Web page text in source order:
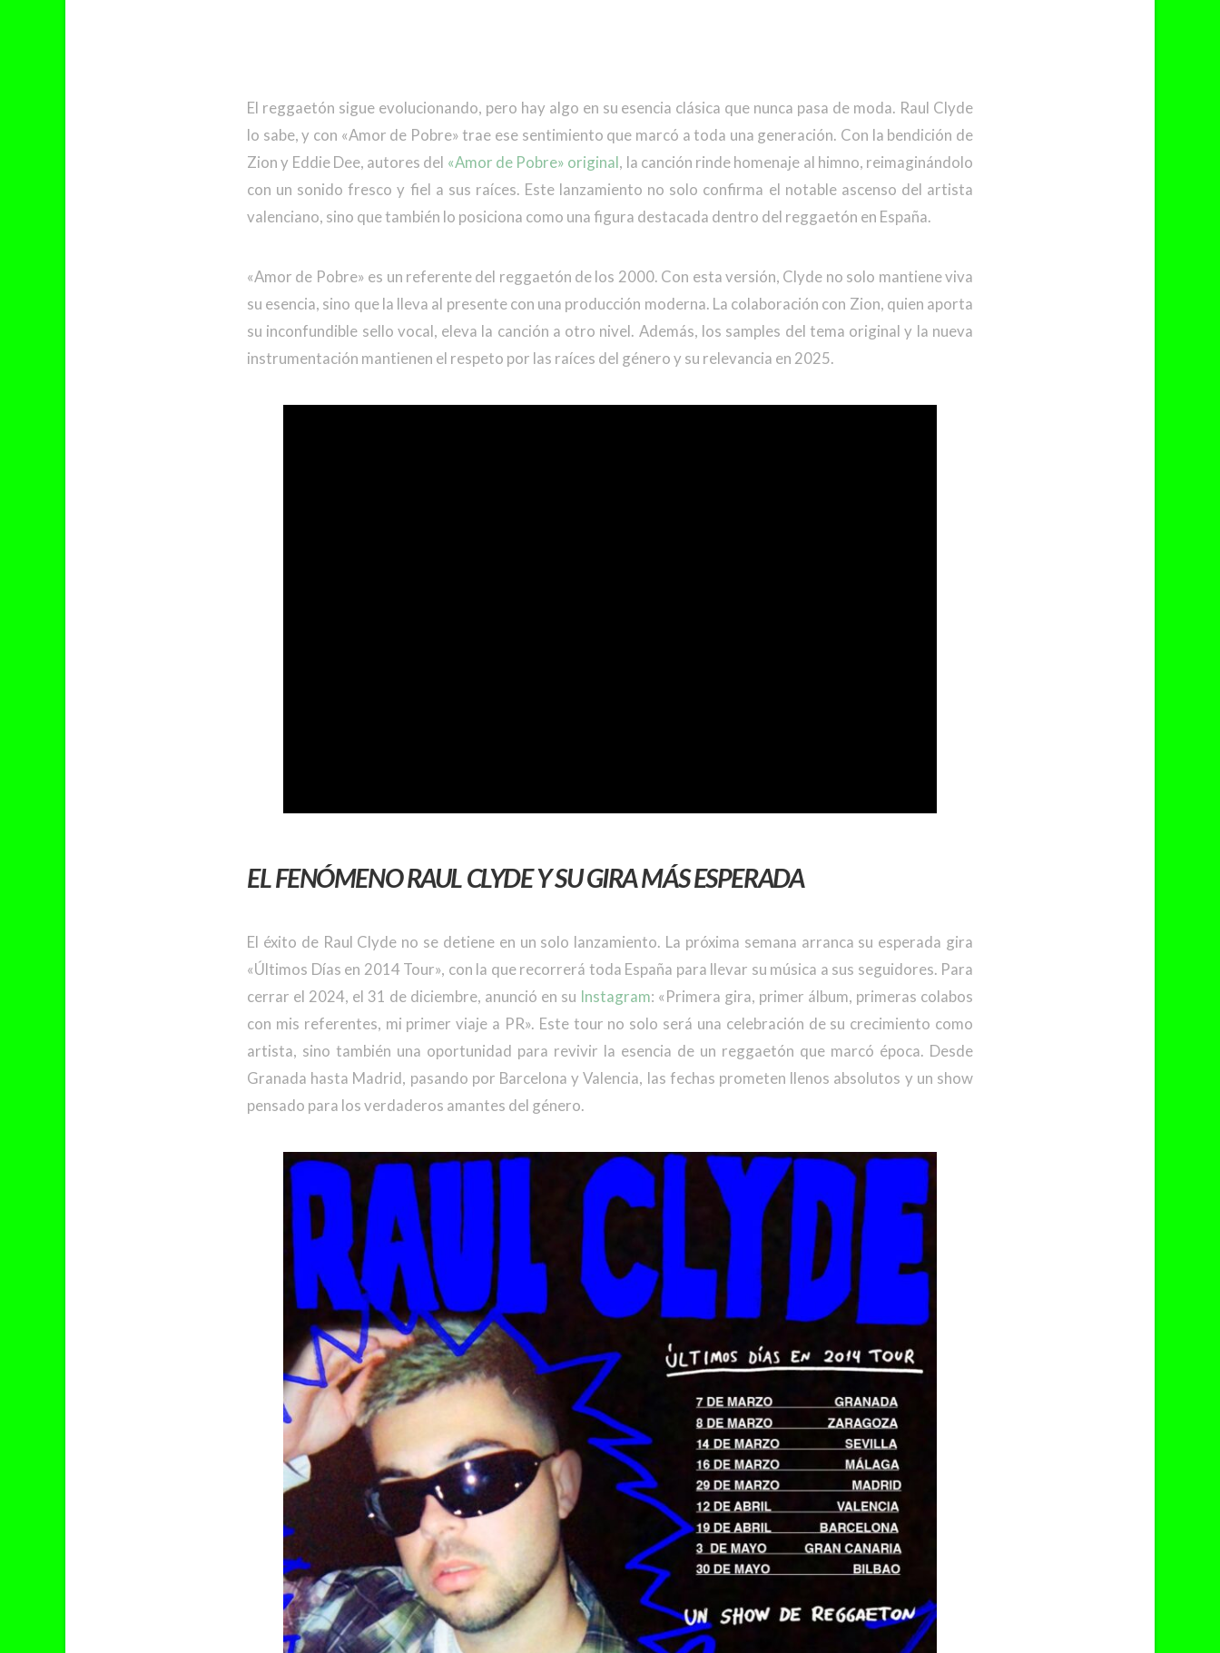
El reggaetón sigue evolucionando, pero hay algo en su esencia clásica que nunca pasa de moda. Raul Clyde
lo sabe, y con «Amor de Pobre» trae ese sentimiento que marcó a toda una generación. Con la bendición de
Zion y Eddie Dee, autores del «Amor de Pobre» original, la canción rinde homenaje al himno, reimaginándolo
con un sonido fresco y fiel a sus raíces. Este lanzamiento no solo confirma el notable ascenso del artista
valenciano, sino que también lo posiciona como una figura destacada dentro del reggaetón en España.
«Amor de Pobre» es un referente del reggaetón de los 2000. Con esta versión, Clyde no solo mantiene viva
su esencia, sino que la lleva al presente con una producción moderna. La colaboración con Zion, quien aporta
su inconfundible sello vocal, eleva la canción a otro nivel. Además, los samples del tema original y la nueva
instrumentación mantienen el respeto por las raíces del género y su relevancia en 2025.
EL FENÓMENO RAUL CLYDE Y SU GIRA MÁS ESPERADA
El éxito de Raul Clyde no se detiene en un solo lanzamiento. La próxima semana arranca su esperada gira
«Últimos Días en 2014 Tour», con la que recorrerá toda España para llevar su música a sus seguidores. Para
cerrar el 2024, el 31 de diciembre, anunció en su Instagram: «Primera gira, primer álbum, primeras colabos
con mis referentes, mi primer viaje a PR». Este tour no solo será una celebración de su crecimiento como
artista, sino también una oportunidad para revivir la esencia de un reggaetón que marcó época. Desde
Granada hasta Madrid, pasando por Barcelona y Valencia, las fechas prometen llenos absolutos y un show
pensado para los verdaderos amantes del género.